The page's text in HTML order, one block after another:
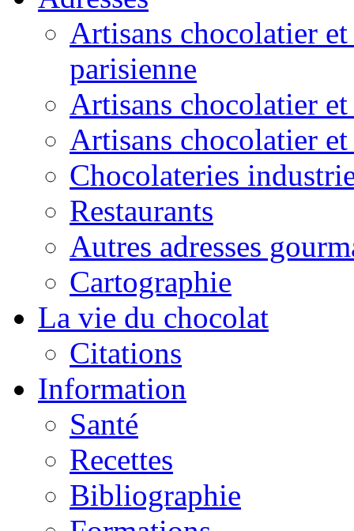
Artisans chocolatier
parisienne
Artisans chocolatier
Artisans chocolatier
Chocolateries
Restaurants
Autres adresses
Cartographie
La vie du chocolat
Citations
Information
Santé
Recettes
Bibliographie